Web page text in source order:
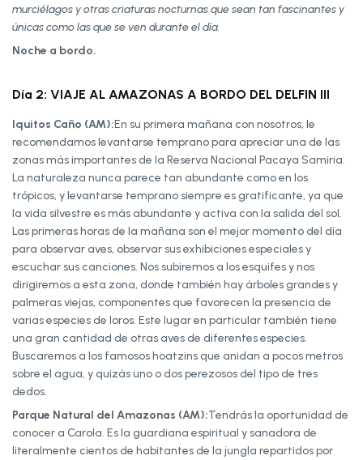
murciélagos y otras criaturas nocturnas que sean tan fascinantes y
únicas como las que se ven durante el día.
Noche a bordo.
Día 2: VIAJE AL AMAZONAS A BORDO DEL DELFIN III
Iquitos Caño (AM):En su primera mañana con nosotros, le
recomendamos levantarse temprano para apreciar una de las
zonas más importantes de la Reserva Nacional Pacaya Samiria.
La naturaleza nunca parece tan abundante como en los
trópicos, y levantarse temprano siempre es gratificante, ya que
la vida silvestre es más abundante y activa con la salida del sol.
Las primeras horas de la mañana son el mejor momento del día
para observar aves, observar sus exhibiciones especiales y
escuchar sus canciones. Nos subiremos a los esquifes y nos
dirigiremos a esta zona, donde también hay árboles grandes y
palmeras viejas, componentes que favorecen la presencia de
varias especies de loros. Este lugar en particular también tiene
una gran cantidad de otras aves de diferentes especies.
Buscaremos a los famosos hoatzins que anidan a pocos metros
sobre el agua, y quizás uno o dos perezosos del tipo de tres
dedos.
Parque Natural del Amazonas (AM):Tendrás la oportunidad de
conocer a Carola. Es la guardiana espiritual y sanadora de
literalmente cientos de habitantes de la jungla repartidos por